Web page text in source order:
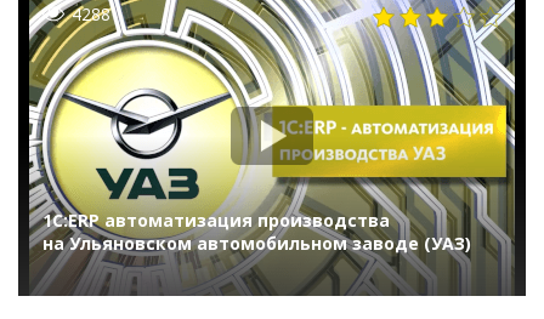
4288
1С:ERP автоматизация производства
на Ульяновском автомобильном заводе (УАЗ)